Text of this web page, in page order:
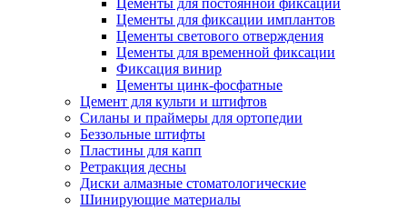
Цементы для постоянной фиксации
Цементы для фиксации имплантов
Цементы светового отверждения
Цементы для временной фиксации
Фиксация винир
Цементы цинк-фосфатные
Цемент для культи и штифтов
Силаны и праймеры для ортопедии
Беззольные штифты
Пластины для капп
Ретракция десны
Диски алмазные стоматологические
Шинирующие материалы